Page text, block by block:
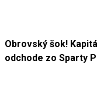
Obrovský šok!
odchode zo Sparty